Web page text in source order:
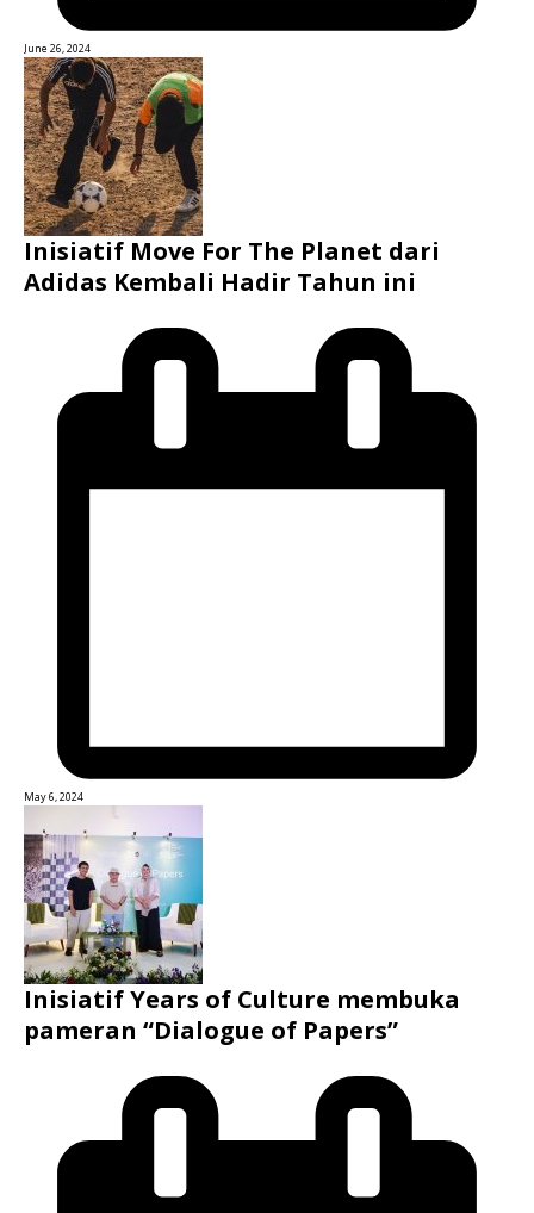
June 26, 2024
Inisiatif Move For The Planet dari
Adidas Kembali Hadir Tahun ini
May 6, 2024
Inisiatif Years of Culture membuka
pameran “Dialogue of Papers”